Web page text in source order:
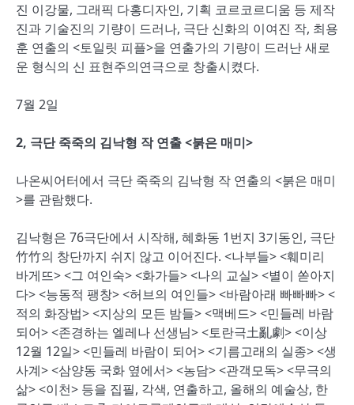
진 이강물, 그래픽 다홍디자인, 기획 코르코르디움 등 제작
진과 기술진의 기량이 드러나, 극단 신화의 이여진 작, 최용
훈 연출의 <토일릿 피플>을 연출가의 기량이 드러난 새로
운 형식의 신 표현주의연극으로 창출시켰다.
7월 2일
2, 극단 죽죽의 김낙형 작 연출 <붉은 매미>
나온씨어터에서 극단 죽죽의 김낙형 작 연출의 <붉은 매미
>를 관람했다.
김낙형은 76극단에서 시작해, 혜화동 1번지 3기동인, 극단
竹竹의 창단까지 쉬지 않고 이어진다. <나부들> <훼미리
바게뜨> <그 여인숙> <화가들> <나의 교실> <별이 쏟아지
다> <능동적 팽창> <허브의 여인들> <바람아래 빠빠빠> <
적의 화장법> <지상의 모든 밤들> <맥베드> <민들레 바람
되어> <존경하는 엘레나 선생님> <토란극土亂劇> <이상
12월 12일> <민들레 바람이 되어> <기름고래의 실종> <생
사계> <삼양동 국화 옆에서> <농담> <관객모독> <무극의
삶> <이천> 등을 집필, 각색, 연출하고, 올해의 예술상, 한